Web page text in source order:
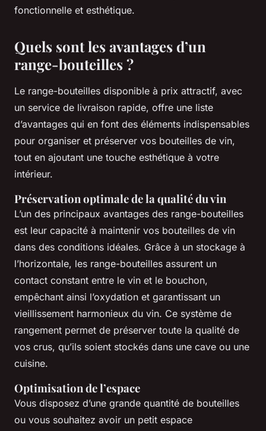
fonctionnelle et esthétique.
Quels sont les avantages d’un
range-bouteilles ?
Le range-bouteilles disponible à prix attractif, avec
un service de livraison rapide, offre une liste
d’avantages qui en font des éléments indispensables
pour organiser et préserver vos bouteilles de vin,
tout en ajoutant une touche esthétique à votre
intérieur.
Préservation optimale de la qualité du vin
L’un des principaux avantages des range-bouteilles
est leur capacité à maintenir vos bouteilles de vin
dans des conditions idéales. Grâce à un stockage à
l’horizontale, les range-bouteilles assurent un
contact constant entre le vin et le bouchon,
empêchant ainsi l’oxydation et garantissant un
vieillissement harmonieux du vin. Ce système de
rangement permet de préserver toute la qualité de
vos crus, qu’ils soient stockés dans une cave ou une
cuisine.
Optimisation de l’espace
Vous disposez d’une grande quantité de bouteilles
ou vous souhaitez avoir un petit espace